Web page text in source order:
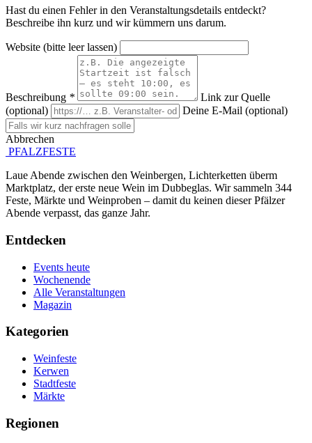
Hast du einen Fehler in den Veranstaltungsdetails entdeckt?
Beschreibe ihn kurz und wir kümmern uns darum.
Website (bitte leer lassen)
Beschreibung *
Link zur Quelle
(optional)
Deine E-Mail (optional)
Abbrechen
PFALZFESTE
Laue Abende zwischen den Weinbergen, Lichterketten überm
Marktplatz, der erste neue Wein im Dubbeglas. Wir sammeln 344
Feste, Märkte und Weinproben – damit du keinen dieser Pfälzer
Abende verpasst, das ganze Jahr.
Entdecken
Events heute
Wochenende
Alle Veranstaltungen
Magazin
Kategorien
Weinfeste
Kerwen
Stadtfeste
Märkte
Regionen